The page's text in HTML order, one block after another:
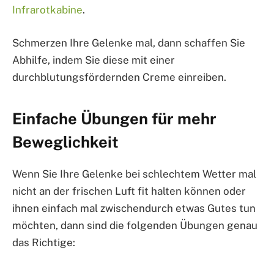
Infrarotkabine.
Schmerzen Ihre Gelenke mal, dann schaffen Sie
Abhilfe, indem Sie diese mit einer
durchblutungsfördernden Creme einreiben.
Einfache Übungen für mehr
Beweglichkeit
Wenn Sie Ihre Gelenke bei schlechtem Wetter mal
nicht an der frischen Luft fit halten können oder
ihnen einfach mal zwischendurch etwas Gutes tun
möchten, dann sind die folgenden Übungen genau
das Richtige: